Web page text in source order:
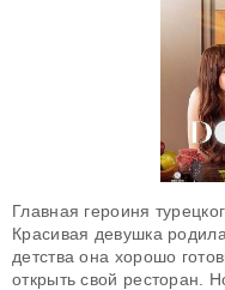
Главная героиня
Красивая девушка
детства она хорошо
открыть свой ресторан.